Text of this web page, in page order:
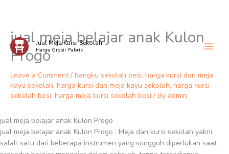
Skip
content
Jual Meja Kursi Sekolah
Harga Grosir Pabrik
jual meja belajar anak Kulon
Progo
Leave a Comment / bangku sekolah besi, harga kursi dan meja
kayu sekolah, harga kursi dan meja kayu sekolah, harga kursi
sekolah besi, harga meja kursi sekolah besi / By admin
jual meja belajar anak Kulon Progo
jual meja belajar anak Kulon Progo : Meja dan kursi sekolah yakni
salah satu dari beberapa instrumen yang sungguh diperlukan saat